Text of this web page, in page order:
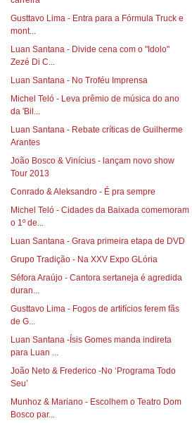
Gusttavo Lima - Entra para a Fórmula Truck e
mont...
Luan Santana - Divide cena com o "Idolo"
Zezé Di C...
Luan Santana - No Troféu Imprensa
Michel Teló - Leva prêmio de música do ano
da 'Bil...
Luan Santana - Rebate críticas de Guilherme
Arantes
João Bosco & Vinícius - lançam novo show
Tour 2013
Conrado & Aleksandro - É pra sempre
Michel Teló - Cidades da Baixada comemoram
o 1º de...
Luan Santana - Grava primeira etapa de DVD
Grupo Tradição - Na XXV Expo GLória
Séfora Araújo - Cantora sertaneja é agredida
duran...
Gusttavo Lima - Fogos de artifícios ferem fãs
de G...
Luan Santana -Ísis Gomes manda indireta
para Luan ...
João Neto & Frederico -No ‘Programa Todo
Seu’
Munhoz & Mariano - Escolhem o Teatro Dom
Bosco par...